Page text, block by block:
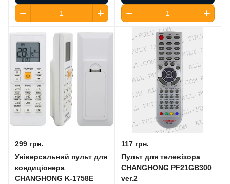
299 грн.
Універсальний пульт для
кондиціонера
CHANGHONG K-1758E
117 грн.
Пульт для телевізора
CHANGHONG PF21GB300
ver.2